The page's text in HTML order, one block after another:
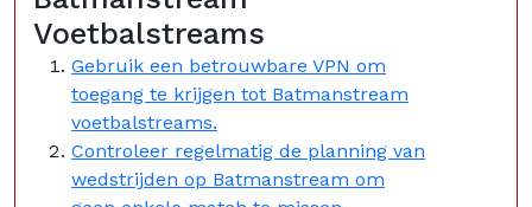
Voetbalstreams
Gebruik een betrouwbare VPN om
toegang te krijgen tot Batmanstream
voetbalstreams.
Controleer regelmatig de planning van
wedstrijden op Batmanstream om